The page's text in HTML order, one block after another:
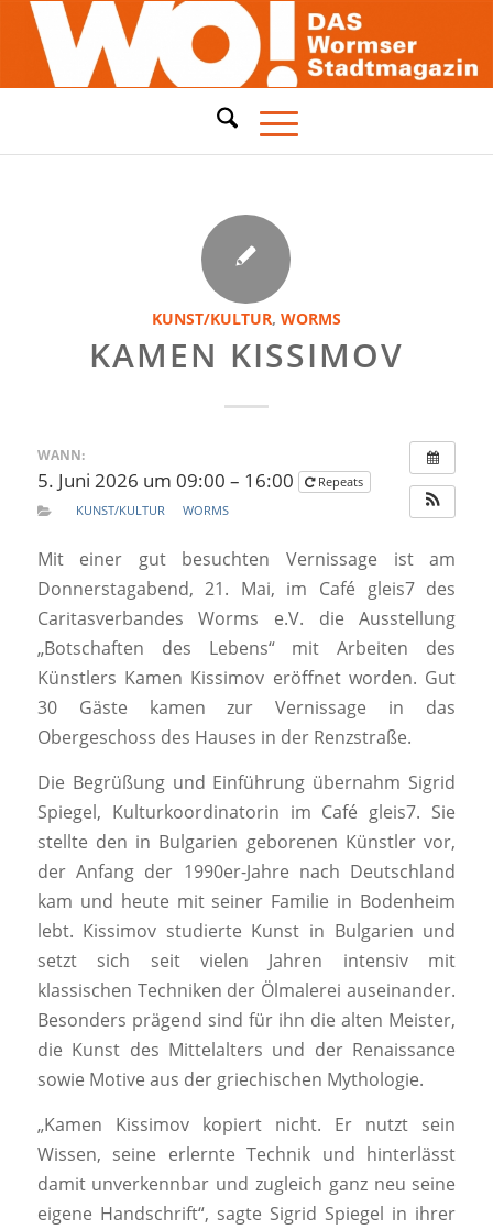
KUNST/KULTUR, WORMS
KAMEN KISSIMOV
WANN:
5. Juni 2026 um 09:00 – 16:00
Repeats
KUNST/KULTUR
WORMS
Mit einer gut besuchten Vernissage ist am
Donnerstagabend, 21. Mai, im Café gleis7 des
Caritasverbandes Worms e.V. die Ausstellung
„Botschaften des Lebens“ mit Arbeiten des
Künstlers Kamen Kissimov eröffnet worden. Gut
30 Gäste kamen zur Vernissage in das
Obergeschoss des Hauses in der Renzstraße.
Die Begrüßung und Einführung übernahm Sigrid
Spiegel, Kulturkoordinatorin im Café gleis7. Sie
stellte den in Bulgarien geborenen Künstler vor,
der Anfang der 1990er-Jahre nach Deutschland
kam und heute mit seiner Familie in Bodenheim
lebt. Kissimov studierte Kunst in Bulgarien und
setzt sich seit vielen Jahren intensiv mit
klassischen Techniken der Ölmalerei auseinander.
Besonders prägend sind für ihn die alten Meister,
die Kunst des Mittelalters und der Renaissance
sowie Motive aus der griechischen Mythologie.
„Kamen Kissimov kopiert nicht. Er nutzt sein
Wissen, seine erlernte Technik und hinterlässt
damit unverkennbar und zugleich ganz neu seine
eigene Handschrift“, sagte Sigrid Spiegel in ihrer